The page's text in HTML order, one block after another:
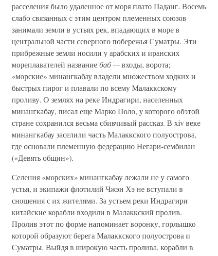
расселения было удаленное от моря плато Паданг. Восемь
слабо связанных с этим центром племенных союзов
занимали земли в устьях рек, впадающих в море в
центральной части северного побережья Суматры. Эти
прибрежные земли носили у арабских и иранских
мореплавателей названиебаб —входы, ворота;
«морские» минангкабау владели множеством ходких и
быстрых пирог и плавали по всему Малаккскому
проливу. О землях на реке Индрагири, населенных
минангкабау, писал еще Марко Поло, у которого обэтой
стране сохранился весьма сбивчивый рассказ. В xiv веке
минангкабау заселили часть Малаккского полуострова,
где основали племенную федерацию Негари-сембилан
(«Девять общин»).
Селения «морских» минангкабау лежали не у самого
устья, и экипажи флотилий Чжэн Хэ не вступали в
сношения с их жителями. За устьем реки Индрагири
китайские корабли входили в Малаккский пролив.
Пролив этот по форме напоминает воронку, горлышко
которой образуют берега Малаккского полуострова и
Суматры. Выйдя в широкую часть пролива, корабли в